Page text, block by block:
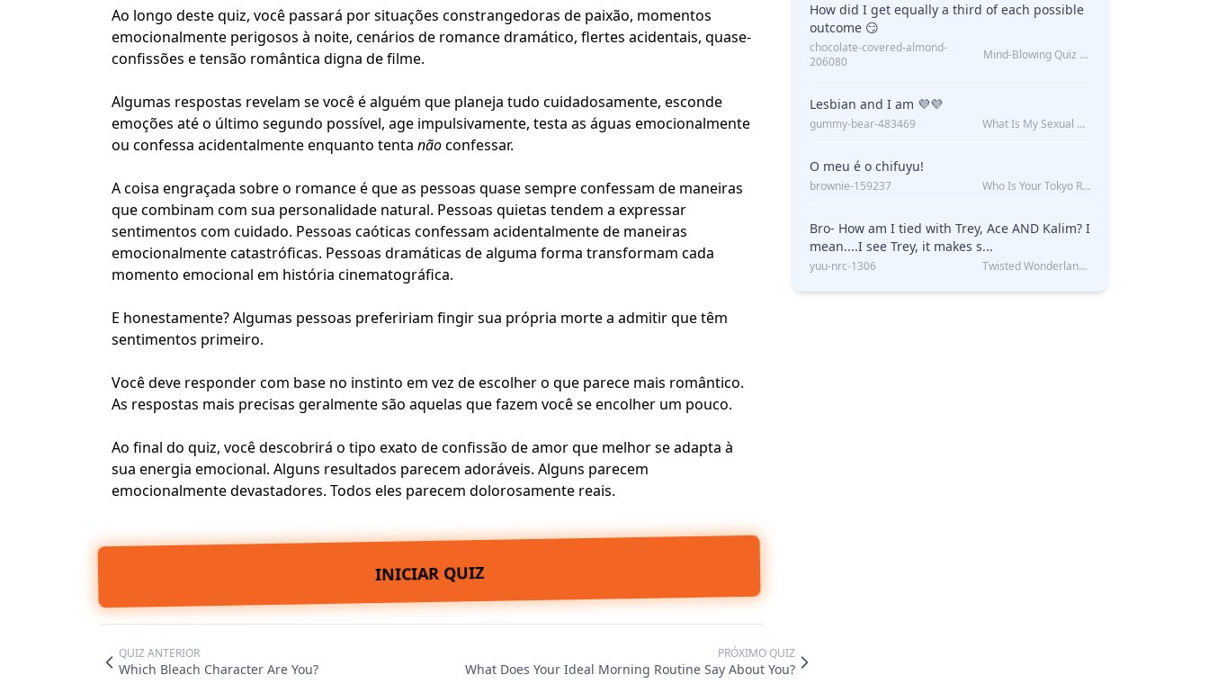
Ao longo deste quiz, você passará por situações constrangedoras de paixão, momentos
emocionalmente perigosos à noite, cenários de romance dramático, flertes acidentais, quase-
confissões e tensão romântica digna de filme.
Algumas respostas revelam se você é alguém que planeja tudo cuidadosamente, esconde
emoções até o último segundo possível, age impulsivamente, testa as águas emocionalmente
ou confessa acidentalmente enquanto tenta nãoconfessar.
A coisa engraçada sobre o romance é que as pessoas quase sempre confessam de maneiras
que combinam com sua personalidade natural. Pessoas quietas tendem a expressar
sentimentos com cuidado. Pessoas caóticas confessam acidentalmente de maneiras
emocionalmente catastróficas. Pessoas dramáticas de alguma forma transformam cada
momento emocional em história cinematográfica.
E honestamente? Algumas pessoas prefeririam fingir sua própria morte a admitir que têm
sentimentos primeiro.
Você deve responder com base no instinto em vez de escolher o que parece mais romântico.
As respostas mais precisas geralmente são aquelas que fazem você se encolher um pouco.
Ao final do quiz, você descobrirá o tipo exato de confissão de amor que melhor se adapta à
sua energia emocional. Alguns resultados parecem adoráveis. Alguns parecem
emocionalmente devastadores. Todos eles parecem dolorosamente reais.
INICIAR QUIZ
QUIZ ANTERIOR
Which Bleach Character Are You?
PRÓXIMO QUIZ
What Does Your Ideal Morning Routine Say About You?
How did I get equally a third of each possible
outcome 😏
chocolate-covered-almond-
206080
Mind-Blowing Quiz Reveals: Will I Be Alone Forever?
Lesbian and I am 💜💜
gummy-bear-483469 What Is My Sexual Orientation: Uncovered
O meu é o chifuyu!
brownie-159237 Who Is Your Tokyo Revengers Boyfriend?
Bro- How am I tied with Trey, Ace AND Kalim? I
mean....I see Trey, it makes s...
yuu-nrc-1306 Twisted Wonderland Kin Quiz